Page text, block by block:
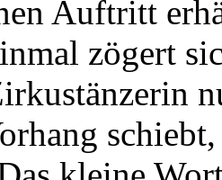
Auftritt
zögert